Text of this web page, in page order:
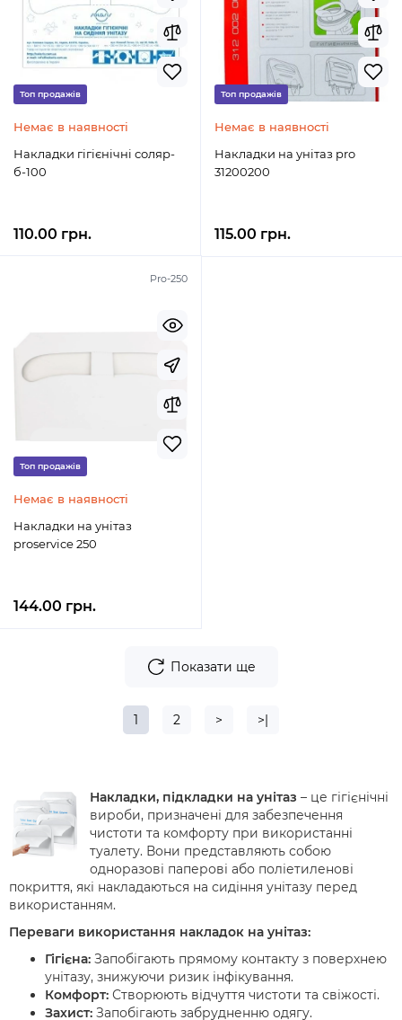
Топ продажів
Немає в наявності
Накладки гігієнічні соляр-
б-100
110.00 грн.
Топ продажів
Немає в наявності
Накладки на унітаз pro
31200200
115.00 грн.
Pro-250
Топ продажів
Немає в наявності
Накладки на унітаз
proservice 250
144.00 грн.
Показати ще
1 2 > >|
Накладки, підкладки на унітаз – це гігієнічні
вироби, призначені для забезпечення
чистоти та комфорту при використанні
туалету. Вони представляють собою
одноразові паперові або поліетиленові
покриття, які накладаються на сидіння унітазу перед
використанням.
Переваги використання накладок на унітаз:
Гігієна: Запобігають прямому контакту з поверхнею
унітазу, знижуючи ризик інфікування.
Комфорт: Створюють відчуття чистоти та свіжості.
Захист: Запобігають забрудненню одягу.